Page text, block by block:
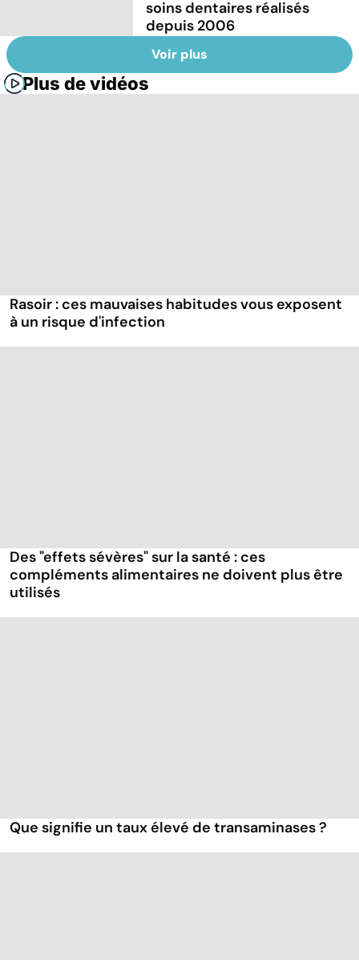
soins dentaires réalisés
depuis 2006
Voir plus
Plus de vidéos
Rasoir : ces mauvaises habitudes vous exposent
à un risque d'infection
Des "effets sévères" sur la santé : ces
compléments alimentaires ne doivent plus être
utilisés
Que signifie un taux élevé de transaminases ?